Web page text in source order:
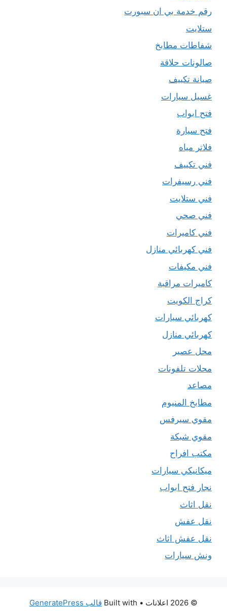
رقم خدمة بي ان سبورت
ستلايت
شفاطات مطابخ
صالونات حلاقة
صيانة تكييف
غسيل سيارات
فتح ابواب
فتح سيارة
فلاتر مياه
فني تكييف
فني رسيفرات
فني ستلايت
فني صحي
فني كاميرات
فني كهربائي منازل
فني مكيفات
كاميرات مراقبة
كراج الكويت
كهربائي سيارات
كهربائي منازل
محل عصير
محلات تلفونات
مصاعد
مطابخ المنيوم
مقوي سيرفس
مقوي شبكة
مكتب افراح
ميكانيكي سيارات
نجار فتح ابواب
نقل اثاث
نقل عفش
نقل عفش اثاث
ونش سيارات
© 2026 اعلانات • Built with قالب GeneratePress